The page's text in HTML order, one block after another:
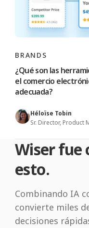
BRANDS
¿Qué son las
el comercio
adecuada?
Héloïse Tobin
Sr. Director, Product
Wiser fue
esto.
Combinando IA
convierte miles
decisiones